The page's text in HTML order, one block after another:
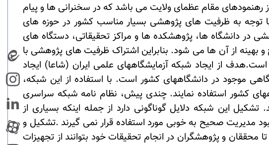
رهنمودهای مقام عظمای ولایت می باشد که در سخنرانی ها و پیام
توجه به ظرفیت های پژوهشی بسیار مناسب کشور در حوزه های
در دانشگاه ها، پژوهشکده ها و مراکز تحقیقاتی، دستگاه های
از آن ها می شود. بنابراین اشتراک ظرفیت های پژوهشی با
است.هدف از ایجاد شبکه آزمایشگاههای علمی ایران (شاعا) ایجاد
موجود در دانشگاههای کشور است. با استفاده از این شبکه،
کشور استفاده نمایند. چندی پیش، نظام نامه شبکه سراسری
این شبکه دلایل گوناگونی دارد از جمله اینکه بسیاری از
مدیریت صحیح به خوبی مورد استفاده قرار نمی گیرند .تشکیل و
و پژوهشگران در انجام تحقیقات خود بتوانند از تجهیزات